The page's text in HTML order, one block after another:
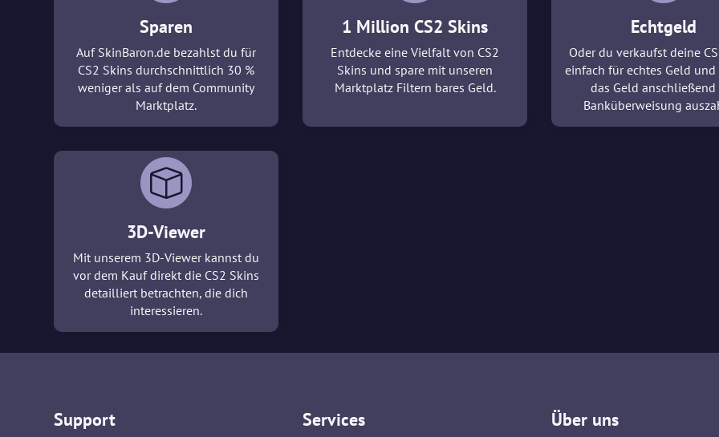
Sparen
Auf SkinBaron.de bezahlst du für
CS2 Skins durchschnittlich 30 %
weniger als auf dem Community
Marktplatz.
1 Million CS2 Skins
Entdecke eine Vielfalt von CS2
Skins und spare mit unseren
Marktplatz Filtern bares Geld.
Echtgeld
Oder du verkaufst deine
einfach für echtes Geld
das Geld anschließend
Banküberweisung
3D-Viewer
Mit unserem 3D-Viewer kannst du
vor dem Kauf direkt die CS2 Skins
detailliert betrachten, die dich
interessieren.
Support Services Über uns